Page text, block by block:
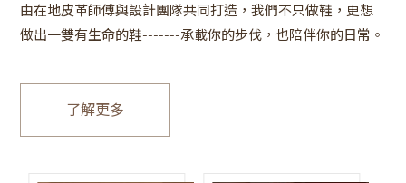
由在地皮革師傅與設計團隊共同打造，我們不只做鞋，更想
做出一雙有生命的鞋-------承載你的步伐，也陪伴你的日常。
了解更多